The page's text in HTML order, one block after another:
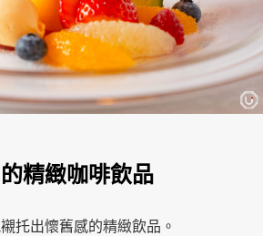
精緻咖啡飲品
托出懷舊感的精緻飲品。